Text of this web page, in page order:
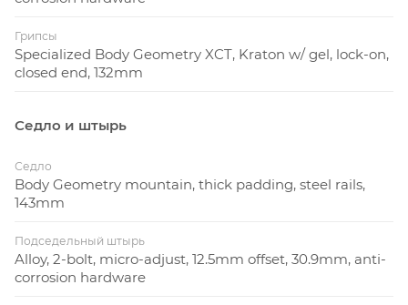
Грипсы
Specialized Body Geometry XCT, Kraton w/ gel, lock-on,
closed end, 132mm
Седло и штырь
Седло
Body Geometry mountain, thick padding, steel rails,
143mm
Подседельный штырь
Alloy, 2-bolt, micro-adjust, 12.5mm offset, 30.9mm, anti-
corrosion hardware